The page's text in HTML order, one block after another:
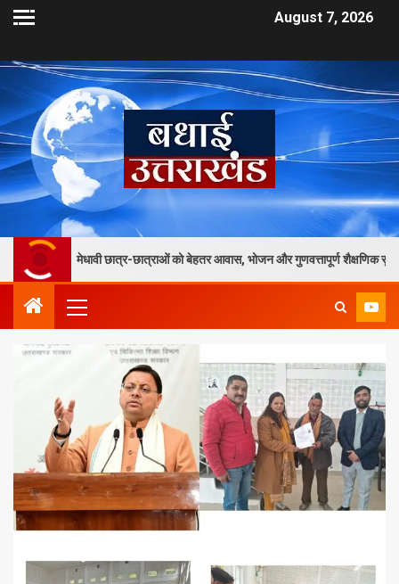
August 7, 2026
छात्र-छात्राओं को बेहतर आवास, भोजन और गुणवत्तापूर्ण शैक्षणिक सुविधाएं मिलेंगी